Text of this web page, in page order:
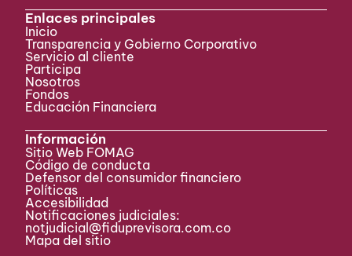
Enlaces principales
Inicio
Transparencia y Gobierno Corporativo
Servicio al cliente
Participa ​
Nosotros
Fondos
Educación Financiera
Información
Sitio Web FOMAG
Código de conducta
Defensor del consumidor financiero
Políticas
Accesibilidad
Notificaciones judiciales:
notjudicial@fiduprevisora.com.co
Mapa del sitio